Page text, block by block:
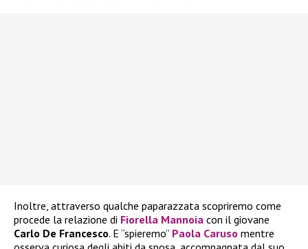
Inoltre, attraverso qualche paparazzata scopriremo come
procede la relazione di Fiorella Mannoia con il giovane
Carlo De Francesco. E “spieremo” Paola Caruso mentre